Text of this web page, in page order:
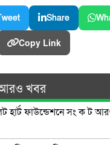
Share
Copy Link
আরও খবর
হার্ট ফাউন্ডেশনে সং ক ট